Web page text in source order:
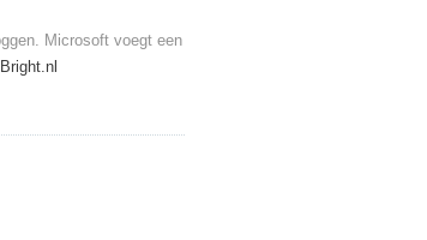
Microsoft voegt een
Bright.nl